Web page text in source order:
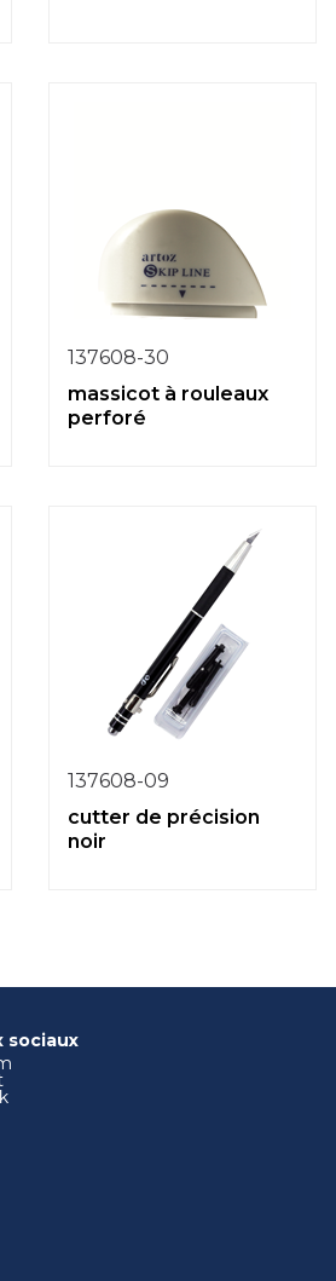
137608-30
massicot à rouleaux
perforé
137608-09
cutter de précision
noir
sociaux